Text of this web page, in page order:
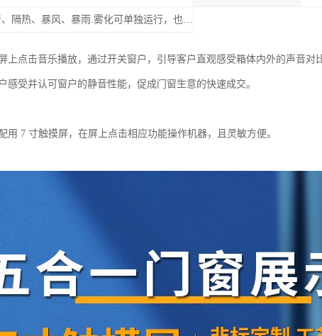
隔音、隔热、暴风、暴雨.雾化可单独运行，也可以同时进行。
上点击音乐播放，通过开关窗户，引导客户直观感受箱体内外的声音对
感受并认可窗户的静音性能，促成门窗生意的快速成交。
用 7 寸触摸屏，在屏上点击相应功能操作机器，且灵敏方便。